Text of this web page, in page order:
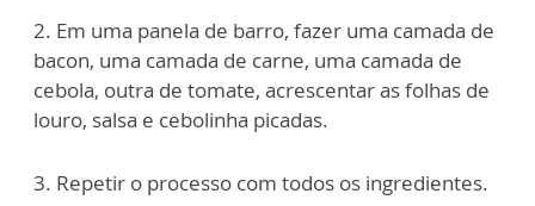
2. Em uma panela de barro, fazer uma camada de
bacon, uma camada de carne, uma camada de
cebola, outra de tomate, acrescentar as folhas de
louro, salsa e cebolinha picadas.
3. Repetir o processo com todos os ingredientes.